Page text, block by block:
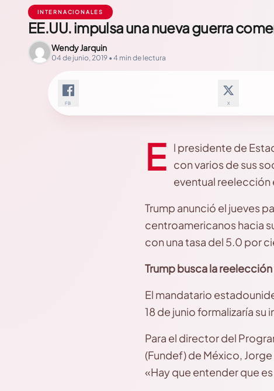
INTERNACIONALES
EE.UU. impulsa una nueva guerra
Wendy Jarquin
04 de junio, 2019 • 4 min de lectura
FB X
E l presidente de
con varios de sus
eventual reelección
Trump anunció el jueves
centroamericanos hacia
con una tasa del 5.0 por
Trump busca la
El mandatario
18 de junio formalizaría
Para el director del
(Fundef) de México,
«Hay que entender que